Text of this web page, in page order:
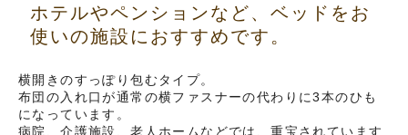
ホテルやペンションなど、ベッドをお
使いの施設におすすめです。
横開きのすっぽり包むタイプ。
布団の入れ口が通常の横ファスナーの代わりに3本のひも
になっています。
病院、介護施設、老人ホームなどでは、重宝されています